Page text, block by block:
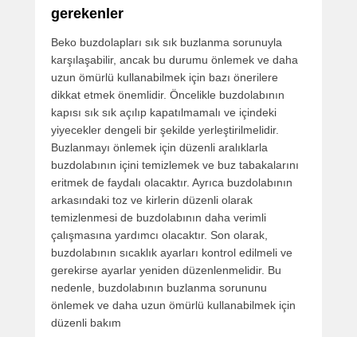
gerekenler
Beko buzdolapları sık sık buzlanma sorunuyla
karşılaşabilir, ancak bu durumu önlemek ve daha
uzun ömürlü kullanabilmek için bazı önerilere
dikkat etmek önemlidir. Öncelikle buzdolabının
kapısı sık sık açılıp kapatılmamalı ve içindeki
yiyecekler dengeli bir şekilde yerleştirilmelidir.
Buzlanmayı önlemek için düzenli aralıklarla
buzdolabının içini temizlemek ve buz tabakalarını
eritmek de faydalı olacaktır. Ayrıca buzdolabının
arkasındaki toz ve kirlerin düzenli olarak
temizlenmesi de buzdolabının daha verimli
çalışmasına yardımcı olacaktır. Son olarak,
buzdolabının sıcaklık ayarları kontrol edilmeli ve
gerekirse ayarlar yeniden düzenlenmelidir. Bu
nedenle, buzdolabının buzlanma sorununu
önlemek ve daha uzun ömürlü kullanabilmek için
düzenli bakım